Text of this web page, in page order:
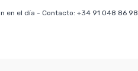
en el día - Contacto: +34 91 048 86 98